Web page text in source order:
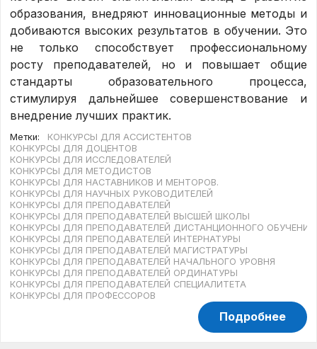
образования, внедряют инновационные методы и
добиваются высоких результатов в обучении. Это
не только способствует профессиональному
росту преподавателей, но и повышает общие
стандарты образовательного процесса,
стимулируя дальнейшее совершенствование и
внедрение лучших практик.
Метки:
КОНКУРСЫ ДЛЯ АССИСТЕНТОВ
КОНКУРСЫ ДЛЯ ДОЦЕНТОВ
КОНКУРСЫ ДЛЯ ИССЛЕДОВАТЕЛЕЙ
КОНКУРСЫ ДЛЯ МЕТОДИСТОВ
КОНКУРСЫ ДЛЯ НАСТАВНИКОВ И МЕНТОРОВ.
КОНКУРСЫ ДЛЯ НАУЧНЫХ РУКОВОДИТЕЛЕЙ
КОНКУРСЫ ДЛЯ ПРЕПОДАВАТЕЛЕЙ
КОНКУРСЫ ДЛЯ ПРЕПОДАВАТЕЛЕЙ ВЫСШЕЙ ШКОЛЫ
КОНКУРСЫ ДЛЯ ПРЕПОДАВАТЕЛЕЙ ДИСТАНЦИОННОГО ОБУЧЕНИЯ
КОНКУРСЫ ДЛЯ ПРЕПОДАВАТЕЛЕЙ ИНТЕРНАТУРЫ
КОНКУРСЫ ДЛЯ ПРЕПОДАВАТЕЛЕЙ МАГИСТРАТУРЫ
КОНКУРСЫ ДЛЯ ПРЕПОДАВАТЕЛЕЙ НАЧАЛЬНОГО УРОВНЯ
КОНКУРСЫ ДЛЯ ПРЕПОДАВАТЕЛЕЙ ОРДИНАТУРЫ
КОНКУРСЫ ДЛЯ ПРЕПОДАВАТЕЛЕЙ СПЕЦИАЛИТЕТА
КОНКУРСЫ ДЛЯ ПРОФЕССОРОВ
Подробнее